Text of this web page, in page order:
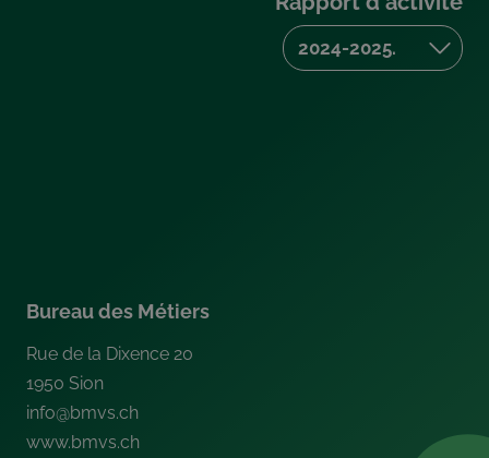
Bureau des Métiers
Rue de la Dixence 20
1950 Sion
info@bmvs.ch
www.bmvs.ch